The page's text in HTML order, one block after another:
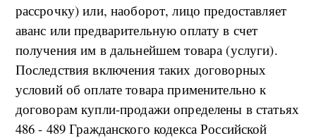
рассрочку) или, наоборот, лицо предоставляет
аванс или предварительную оплату в счет
получения им в дальнейшем товара (услуги).
Последствия включения таких договорных
условий об оплате товара применительно к
договорам купли-продажи определены в статьях
486 - 489 Гражданского кодекса Российской